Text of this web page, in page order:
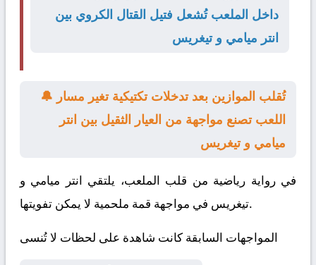
داخل الملعب تُشعل فتيل القتال الكروي بين
انتر ميامي و تيغريس
🔔 تُقلب الموازين بعد تدخلات تكتيكية تغير مسار
اللعب تصنع مواجهة من العيار الثقيل بين انتر
ميامي و تيغريس
في رواية رياضية من قلب الملعب، يلتقي انتر ميامي و
تيغريسفي مواجهة قمة ملحمية لا يمكن تفويتها.
المواجهات السابقة كانت شاهدة على لحظات لا تُنسى